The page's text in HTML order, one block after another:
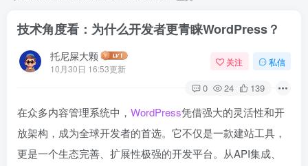
技术角度看：为什么开发者更青睐WordPress？
托尼屎大颗
10月30日 16:53更新
关注 私信
0 24 139
在众多内容管理系统中， WordPress凭借强大的灵活性和开
放架构，成为全球开发者的首选。它不仅是一款建站工具，
更是一个生态完善、扩展性极强的开发平台。从API集成、